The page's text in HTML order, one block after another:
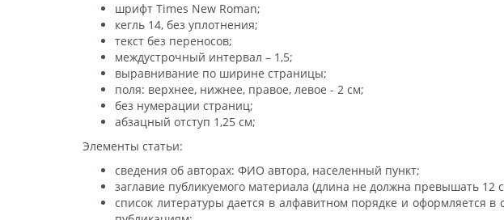
шрифт Times New Roman;
кегль 14, без уплотнения;
текст без переносов;
междустрочный интервал – 1,5;
выравнивание по ширине страницы;
поля: верхнее, нижнее, правое, левое - 2 см;
без нумерации страниц;
абзацный отступ 1,25 см;
Элементы статьи:
сведения об авторах: ФИО автора, населенный пункт;
заглавие публикуемого материала (длина не должна превышать
список литературы дается в алфавитном порядке и оформляется